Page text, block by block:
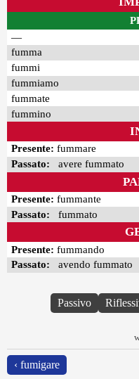
—
fumma
fummi
fummiamo
fummate
fummino
Presente: fummare
Passato: avere fummato
Presente: fummante
Passato: fummato
Presente: fummando
Passato: avendo fummato
Passivo
‹ fumigare